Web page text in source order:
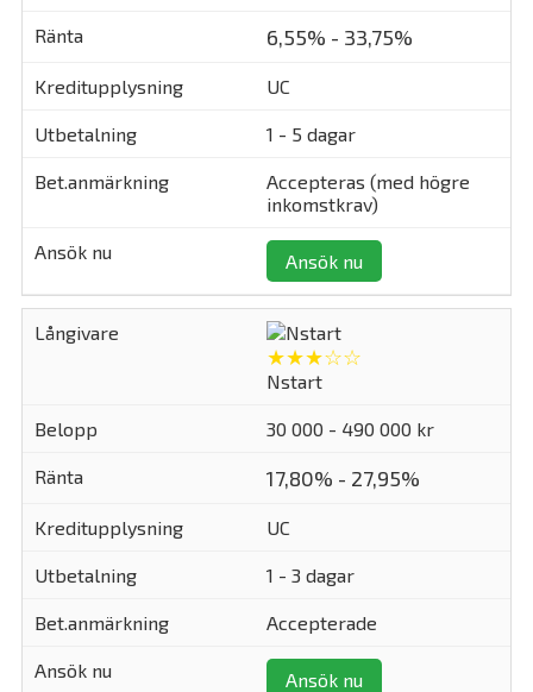
6,55% - 33,75%
UC
1 - 5 dagar
Accepteras (med högre
inkomstkrav)
Ansök nu
★★★☆☆
Nstart
30 000 - 490 000 kr
17,80% - 27,95%
UC
1 - 3 dagar
Accepterade
Ansök nu